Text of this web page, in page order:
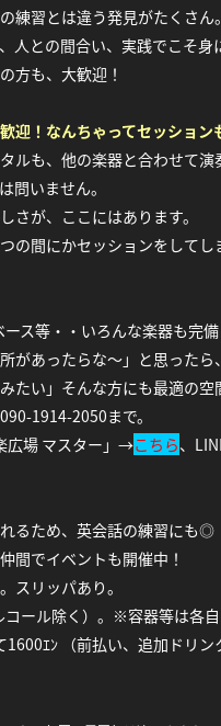
練習とは違う発見がたくさん。
人との間合い、実践でこそ身
方も、大歓迎！
迎！なんちゃってセッション
ルも、他の楽器と合わせて演
問いません。
さが、ここにはあります。
の間にかセッションをしてし
ス等・・いろんな楽器も完備
があったらな〜」と思ったら
たい」そんな方にも最適の空
1914-2050まで。
広場 マスター」→こちら、
るため、英会話の練習にも◎
間でイベントも開催中！
スリッパあり。
コール除く）。※容器等は各
1600ｴﾝ （前払い、追加ドリ